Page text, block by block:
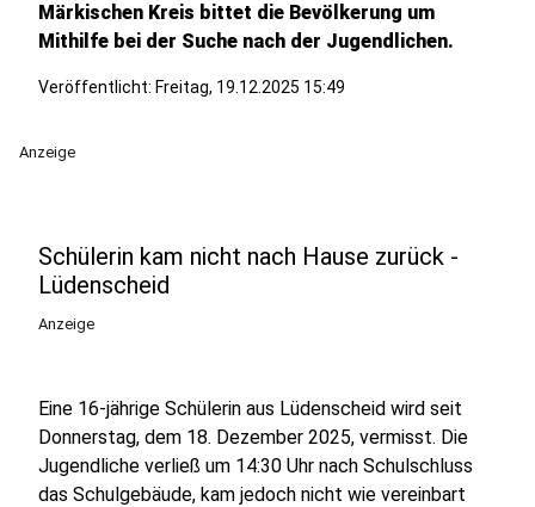
Märkischen Kreis bittet die Bevölkerung um
Mithilfe bei der Suche nach der Jugendlichen.
Veröffentlicht: Freitag, 19.12.2025 15:49
Anzeige
Schülerin kam nicht nach Hause zurück -
Lüdenscheid
Anzeige
Eine 16-jährige Schülerin aus Lüdenscheid wird seit
Donnerstag, dem 18. Dezember 2025, vermisst. Die
Jugendliche verließ um 14:30 Uhr nach Schulschluss
das Schulgebäude, kam jedoch nicht wie vereinbart